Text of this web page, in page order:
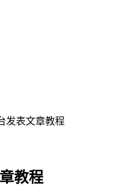
发表文章教程
教程